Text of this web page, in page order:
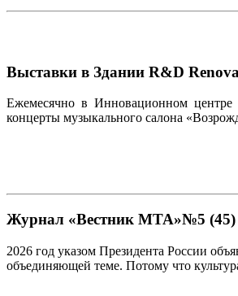
Выставки в Здании R&D Renova
Ежемесячно в Инновационном центре
концерты музыкального салона
Журнал «Вестник МТА»№5 (45)
2026 год указом Президента России
объединяющей теме. Потому что